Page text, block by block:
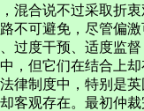
混合说不过采取折
不可避免，尽管偏
过度干预、适度监
，但它们在结合上
律制度中，特别是
客观存在。最初仲